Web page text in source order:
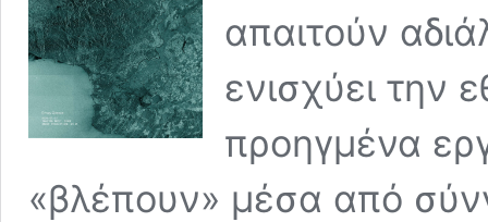
απαιτούν
ενισχύει την
προηγμένα
«βλέπουν» μέσα από